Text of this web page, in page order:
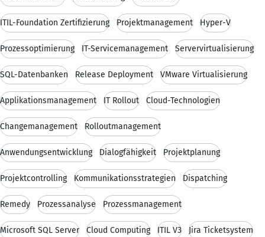
ITIL-Foundation Zertifizierung Projektmanagement Hyper-V
Prozessoptimierung IT-Servicemanagement Servervirtualisierung
SQL-Datenbanken Release Deployment VMware Virtualisierung
Applikationsmanagement IT Rollout Cloud-Technologien
Changemanagement Rolloutmanagement
Anwendungsentwicklung Dialogfähigkeit Projektplanung
Projektcontrolling Kommunikationsstrategien Dispatching
Remedy Prozessanalyse Prozessmanagement
Microsoft SQL Server Cloud Computing ITIL V3 Jira Ticketsystem